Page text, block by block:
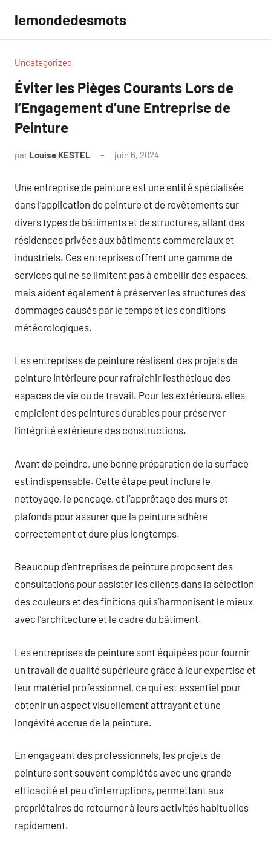
contenu
lemondedesmots
Uncategorized
Éviter les Pièges Courants Lors de
l’Engagement d’une Entreprise de
Peinture
par Louise KESTEL juin 6, 2024
Une entreprise de peinture est une entité spécialisée
dans l’application de peinture et de revêtements sur
divers types de bâtiments et de structures, allant des
résidences privées aux bâtiments commerciaux et
industriels. Ces entreprises offrent une gamme de
services qui ne se limitent pas à embellir des espaces,
mais aident également à préserver les structures des
dommages causés par le temps et les conditions
météorologiques.
Les entreprises de peinture réalisent des projets de
peinture intérieure pour rafraîchir l’esthétique des
espaces de vie ou de travail. Pour les extérieurs, elles
emploient des peintures durables pour préserver
l’intégrité extérieure des constructions.
Avant de peindre, une bonne préparation de la surface
est indispensable. Cette étape peut inclure le
nettoyage, le ponçage, et l’apprêtage des murs et
plafonds pour assurer que la peinture adhère
correctement et dure plus longtemps.
Beaucoup d’entreprises de peinture proposent des
consultations pour assister les clients dans la sélection
des couleurs et des finitions qui s’harmonisent le mieux
avec l’architecture et le cadre du bâtiment.
Les entreprises de peinture sont équipées pour fournir
un travail de qualité supérieure grâce à leur expertise et
leur matériel professionnel, ce qui est essentiel pour
obtenir un aspect visuellement attrayant et une
longévité accrue de la peinture.
En engageant des professionnels, les projets de
peinture sont souvent complétés avec une grande
efficacité et peu d’interruptions, permettant aux
propriétaires de retourner à leurs activités habituelles
rapidement.